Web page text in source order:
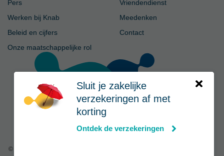
Sluit je zakelijke
verzekeringen af met
korting
Ontdek de verzekeringen
Pers
Werken bij Knab
Beleid en cijfers
Onze maatschappelijke rol
Vriendendienst
Meedenken
Contact
© Knab